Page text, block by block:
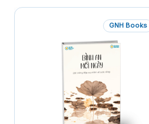
GNH Books